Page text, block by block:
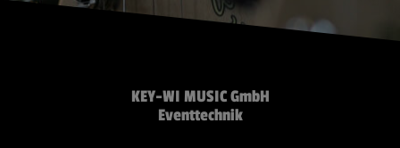
KEY-WI MUSIC GmbH
Eventtechnik